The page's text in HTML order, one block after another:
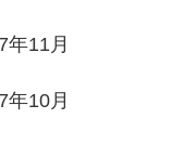
年11月
年10月